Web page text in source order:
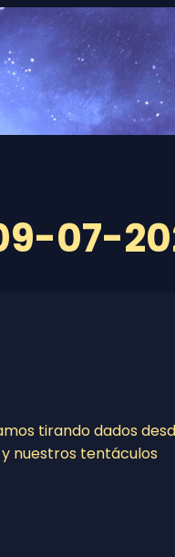
07-
tirando dados
nuestros tentáculos